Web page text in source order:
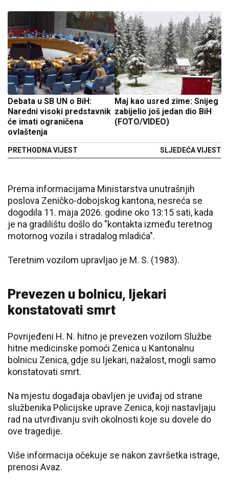
Debata u SB UN o BiH:
Naredni visoki predstavnik
će imati ograničena
ovlaštenja
PRETHODNA VIJEST
Maj kao usred zime: Snijeg
zabijelio još jedan dio BiH
(FOTO/VIDEO)
SLJEDEĆA VIJEST
Prema informacijama Ministarstva unutrašnjih
poslova Zeničko-dobojskog kantona, nesreća se
dogodila 11. maja 2026. godine oko 13:15 sati, kada
je na gradilištu došlo do "kontakta između teretnog
motornog vozila i stradalog mladića".
Teretnim vozilom upravljao je M. S. (1983).
Prevezen u bolnicu, ljekari
konstatovati smrt
Povrijeđeni H. N. hitno je prevezen vozilom Službe
hitne medicinske pomoći Zenica u Kantonalnu
bolnicu Zenica, gdje su ljekari, nažalost, mogli samo
konstatovati smrt.
Na mjestu događaja obavljen je uviđaj od strane
službenika Policijske uprave Zenica, koji nastavljaju
rad na utvrđivanju svih okolnosti koje su dovele do
ove tragedije.
Više informacija očekuje se nakon završetka istrage,
prenosi Avaz.